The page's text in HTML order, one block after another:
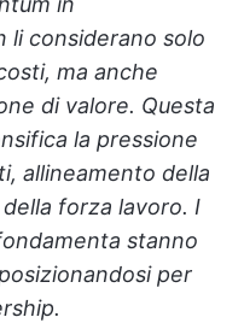
li considerano solo
ma anche
di valore. Questa
la pressione
allineamento della
forza lavoro. I
stanno
per